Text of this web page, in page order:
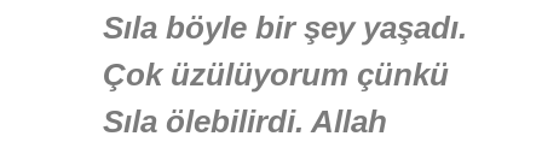
Sıla böyle bir şey yaşadı.
Çok üzülüyorum çünkü
Sıla ölebilirdi. Allah